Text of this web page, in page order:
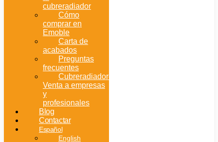
cubreradiador
Cómo
comprar en
Emoble
Carta de
acabados
Preguntas
frecuentes
Cubreradiadores:
Venta a empresas
y
profesionales
Blog
Contactar
Español
English